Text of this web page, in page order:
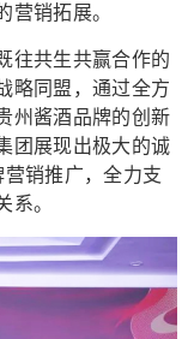
营销拓展。
共生共赢合作的
略同盟，通过全方
州酱酒品牌的创新
团展现出极大的诚
销推广，全力支
系。